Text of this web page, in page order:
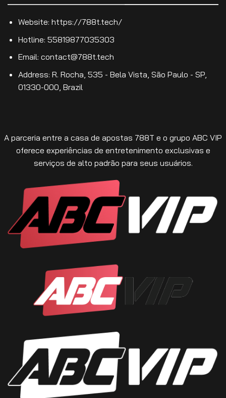
Website: https://788t.tech/
Hotline: 55819877035303
Email: contact@788t.tech
Address: R. Rocha, 535 - Bela Vista, São Paulo - SP,
01330-000, Brazil
A parceria entre a casa de apostas 788T e o grupo ABC VIP
oferece experiências de entretenimento exclusivas e
serviços de alto padrão para seus usuários.